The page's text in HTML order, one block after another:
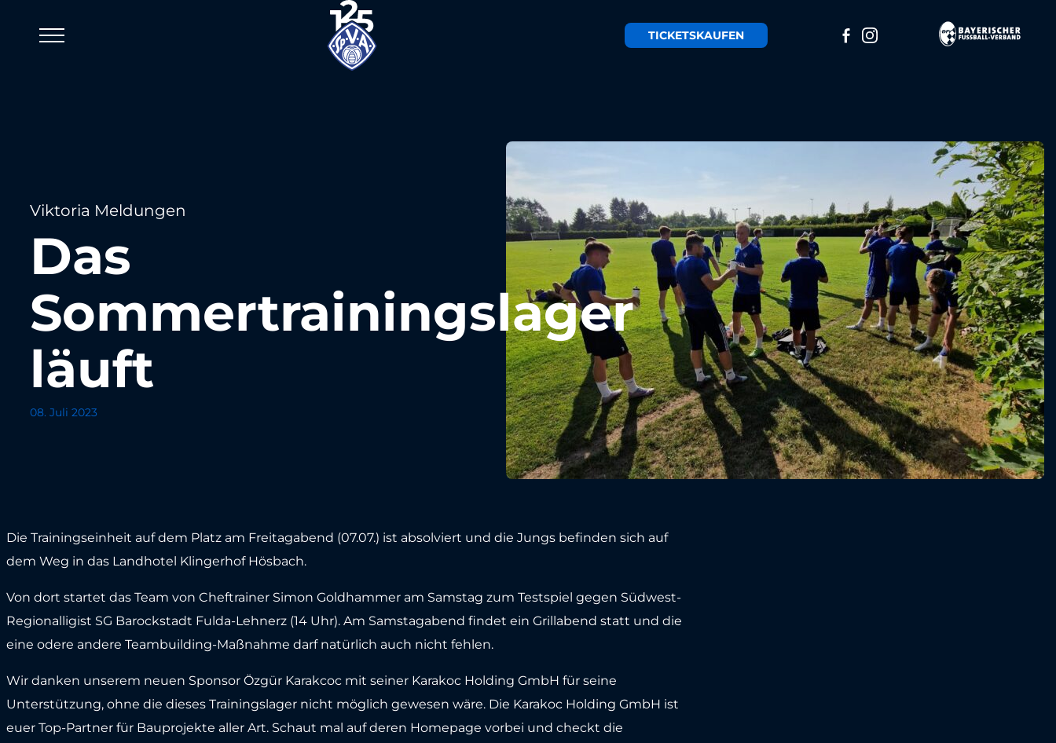
TICKETSKAUFEN
Viktoria Meldungen
Das
Sommertrainingslager
läuft
08. Juli 2023
Die Trainingseinheit auf dem Platz am Freitagabend (07.07.) ist absolviert und die Jungs befinden sich auf
dem Weg in das Landhotel Klingerhof Hösbach.
Von dort startet das Team von Cheftrainer Simon Goldhammer am Samstag zum Testspiel gegen Südwest-
Regionalligist SG Barockstadt Fulda-Lehnerz (14 Uhr). Am Samstagabend findet ein Grillabend statt und die
eine odere andere Teambuilding-Maßnahme darf natürlich auch nicht fehlen.
Wir danken unserem neuen Sponsor Özgür Karakcoc mit seiner Karakoc Holding GmbH für seine
Unterstützung, ohne die dieses Trainingslager nicht möglich gewesen wäre. Die Karakoc Holding GmbH ist
euer Top-Partner für Bauprojekte aller Art. Schaut mal auf deren Homepage vorbei und checkt die